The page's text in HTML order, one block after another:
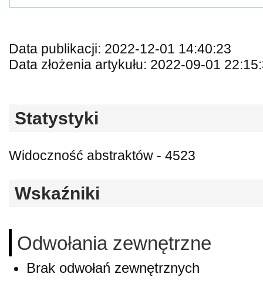
Data publikacji: 2022-12-01 14:40:23
Data złożenia artykułu: 2022-09-01
Statystyki
Widoczność abstraktów - 4523
Wskaźniki
Odwołania zewnętrzne
Brak odwołań zewnętrznych